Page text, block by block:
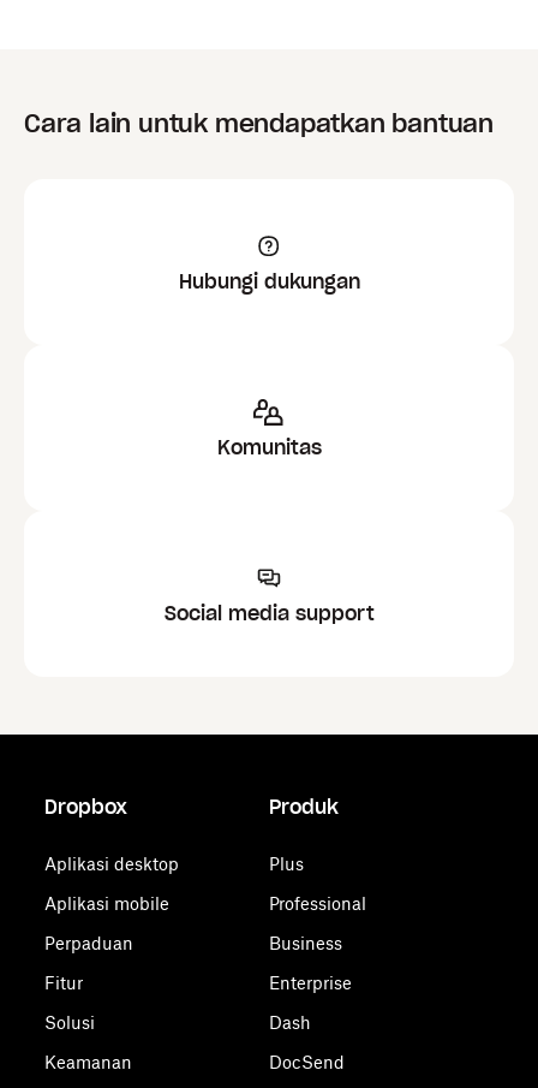
Cara lain untuk mendapatkan bantuan
Hubungi dukungan
Komunitas
Social media support
Dropbox
Aplikasi desktop
Aplikasi mobile
Perpaduan
Fitur
Solusi
Keamanan
Produk
Plus
Professional
Business
Enterprise
Dash
DocSend